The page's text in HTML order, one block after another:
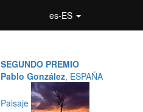
es-ES
SEGUNDO PREMIO
Pablo González, ESPAÑA
Paisaje